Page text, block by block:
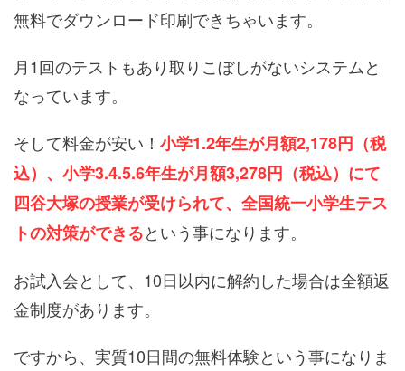
無料でダウンロード印刷できちゃいます。
月1回のテストもあり取りこぼしがないシステムと
なっています。
そして料金が安い！ 小学1.2年生が月額2,178円（税
込）、小学3.4.5.6年生が月額3,278円（税込）にて
四谷大塚の授業が受けられて、全国統一小学生テス
トの対策ができるという事になります。
お試入会として、10日以内に解約した場合は全額返
金制度があります。
ですから、実質10日間の無料体験という事になりま